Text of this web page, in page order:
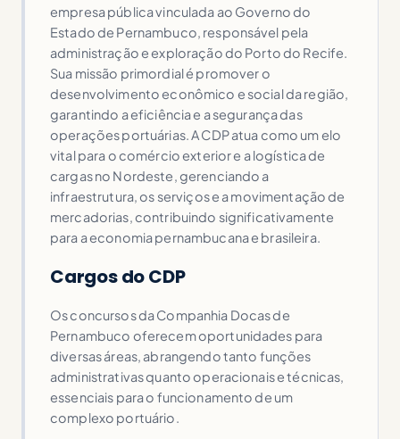
empresa pública vinculada ao Governo do
Estado de Pernambuco, responsável pela
administração e exploração do Porto do Recife.
Sua missão primordial é promover o
desenvolvimento econômico e social da região,
garantindo a eficiência e a segurança das
operações portuárias. A CDP atua como um elo
vital para o comércio exterior e a logística de
cargas no Nordeste, gerenciando a
infraestrutura, os serviços e a movimentação de
mercadorias, contribuindo significativamente
para a economia pernambucana e brasileira.
Cargos do CDP
Os concursos da Companhia Docas de
Pernambuco oferecem oportunidades para
diversas áreas, abrangendo tanto funções
administrativas quanto operacionais e técnicas,
essenciais para o funcionamento de um
complexo portuário.